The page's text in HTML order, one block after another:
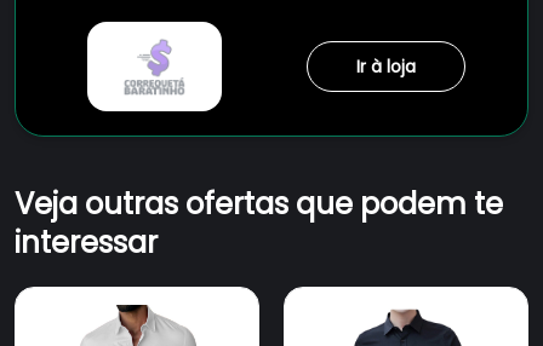
Ir à loja
Veja outras ofertas que podem te
interessar